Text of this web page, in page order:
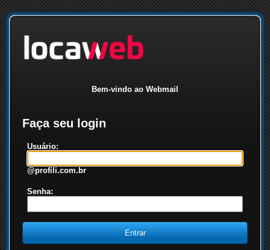
Bem-vindo ao Webmail
Faça seu login
Usuário:
@profili.com.br
Senha: